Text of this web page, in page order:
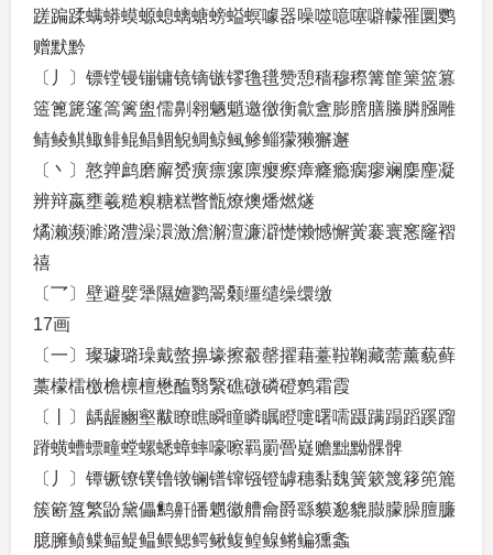
蹉蹁蹂螨蟒蟆螈螅螭螗螃螠螟噱器噪噬噫噻噼幪罹圜鹦
赠默黔
〔丿〕镖镗镘镚镛镜镝镞镠氇氆赞憩穑穆穄篝篚篥篮篡
簉篦篪篷篙篱盥儒劓翱魉魈邀徼衡歙盦膨膪膳螣膦膙雕
鲭鲮鲯鲰鲱鲲鲳鲴鲵鲷鲸鲺鲹鲻獴獭獬邂
〔丶〕憝亸鹧磨廨赟癀瘭瘰廪瘿瘵瘴癃瘾瘸瘳斓麇麈凝
辨辩嬴壅羲糙糗糖糕瞥甑燎燠燔燃燧
燏濑濒濉潞澧澡澴激澹澥澶濂澼憷懒憾懈黉褰寰窸窿褶
禧
〔乛〕壁避嬖犟隰嬗鹨翯颡缰缱缲缳缴
17画
〔一〕璨璩璐璪戴螫擤壕擦觳罄擢藉薹鞡鞠藏薷薰藐藓
藁檬檑檄檐檩檀懋醢翳繄礁礅磷磴鹩霜霞
〔丨〕龋龌豳壑黻瞭瞧瞬瞳瞵瞩瞪嚏曙嚅蹑蹒蹋蹈蹊蹓
蹐蟥螬螵疃螳螺蟋蟑蟀嚎嚓羁罽罾嶷赡黜黝髁髀
〔丿〕镡镢镣镤镥镦镧镨镩镪镫罅穗黏魏簧簌篾簃篼簏
簇簖簋繁鼢黛儡鹪鼾皤魍徽艚龠爵繇貘邈貔臌朦臊膻臁
臆臃鲼鲽鲾鳀鳁鳂鳃鳄鳅鳆鳇鳈鳉鳊獯螽